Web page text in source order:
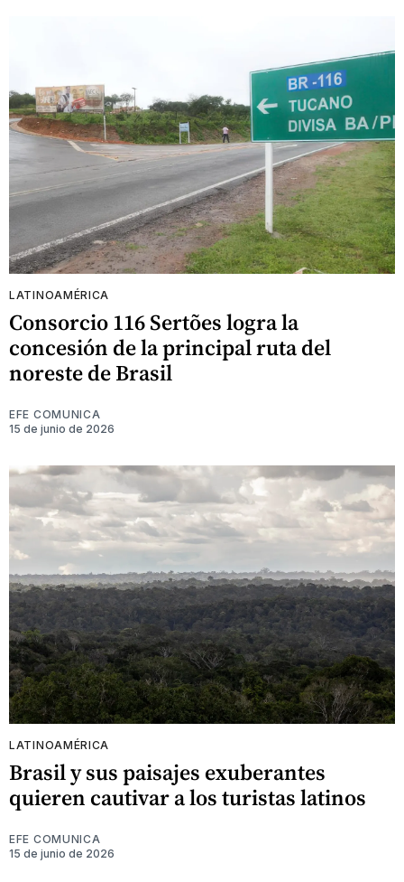
LATINOAMÉRICA
Consorcio 116 Sertões logra la
concesión de la principal ruta del
noreste de Brasil
EFE COMUNICA
15 de junio de 2026
LATINOAMÉRICA
Brasil y sus paisajes exuberantes
quieren cautivar a los turistas latinos
EFE COMUNICA
15 de junio de 2026